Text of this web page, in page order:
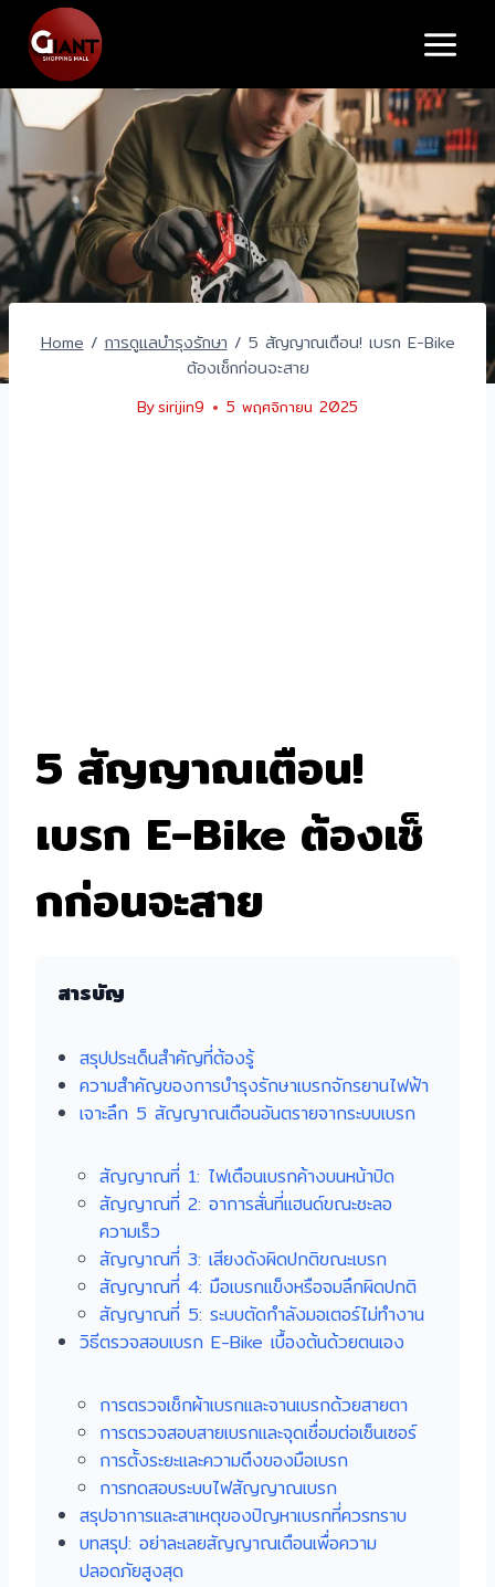
content
Home / การดูแลบำรุงรักษา / 5 สัญญาณเตือน! เบรก E-Bike
ต้องเช็กก่อนจะสาย
Bysirijin9 5 พฤศจิกายน 2025
5 สัญญาณเตือน!
เบรก E-Bike ต้องเช็
กก่อนจะสาย
สารบัญ
สรุปประเด็นสำคัญที่ต้องรู้
ความสำคัญของการบำรุงรักษาเบรกจักรยานไฟฟ้า
เจาะลึก 5 สัญญาณเตือนอันตรายจากระบบเบรก
สัญญาณที่ 1: ไฟเตือนเบรกค้างบนหน้าปัด
สัญญาณที่ 2: อาการสั่นที่แฮนด์ขณะชะลอ
ความเร็ว
สัญญาณที่ 3: เสียงดังผิดปกติขณะเบรก
สัญญาณที่ 4: มือเบรกแข็งหรือจมลึกผิดปกติ
สัญญาณที่ 5: ระบบตัดกำลังมอเตอร์ไม่ทำงาน
วิธีตรวจสอบเบรก E-Bike เบื้องต้นด้วยตนเอง
การตรวจเช็กผ้าเบรกและจานเบรกด้วยสายตา
การตรวจสอบสายเบรกและจุดเชื่อมต่อเซ็นเซอร์
การตั้งระยะและความตึงของมือเบรก
การทดสอบระบบไฟสัญญาณเบรก
สรุปอาการและสาเหตุของปัญหาเบรกที่ควรทราบ
บทสรุป: อย่าละเลยสัญญาณเตือนเพื่อความ
ปลอดภัยสูงสุด